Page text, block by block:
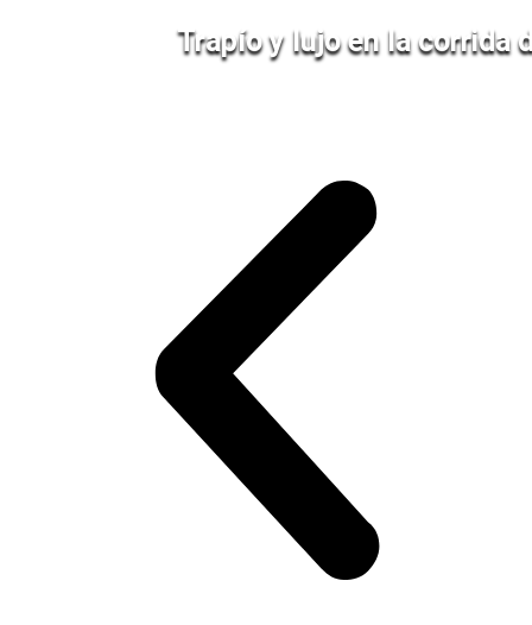
Trapío y lujo en la corrida